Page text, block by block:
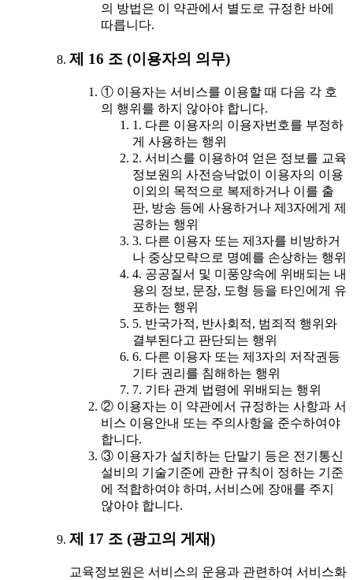
의 방법은 이 약관에서 별도로 규정한 바에
따릅니다.
제 16 조 (이용자의 의무)
① 이용자는 서비스를 이용할 때 다음 각 호
의 행위를 하지 않아야 합니다.
1. 다른 이용자의 이용자번호를 부정하
게 사용하는 행위
2. 서비스를 이용하여 얻은 정보를 교육
정보원의 사전승낙없이 이용자의 이용
이외의 목적으로 복제하거나 이를 출
판, 방송 등에 사용하거나 제3자에게 제
공하는 행위
3. 다른 이용자 또는 제3자를 비방하거
나 중상모략으로 명예를 손상하는 행위
4. 공공질서 및 미풍양속에 위배되는 내
용의 정보, 문장, 도형 등을 타인에게 유
포하는 행위
5. 반국가적, 반사회적, 범죄적 행위와
결부된다고 판단되는 행위
6. 다른 이용자 또는 제3자의 저작권등
기타 권리를 침해하는 행위
7. 기타 관계 법령에 위배되는 행위
② 이용자는 이 약관에서 규정하는 사항과 서
비스 이용안내 또는 주의사항을 준수하여야
합니다.
③ 이용자가 설치하는 단말기 등은 전기통신
설비의 기술기준에 관한 규칙이 정하는 기준
에 적합하여야 하며, 서비스에 장애를 주지
않아야 합니다.
제 17 조 (광고의 게재)
교육정보원은 서비스의 운용과 관련하여 서비스화